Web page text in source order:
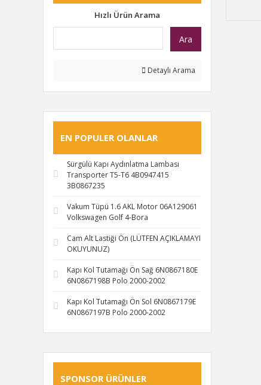
Hızlı Ürün Arama
Ara
Detaylı Arama
EN POPULER OLANLAR
Sürgülü Kapı Aydınlatma Lambası
Transporter T5-T6 4B0947415
3B0867235
Vakum Tüpü 1.6 AKL Motor 06A129061
Volkswagen Golf 4-Bora
Cam Alt Lastiği Ön (LÜTFEN AÇIKLAMAYI
OKUYUNUZ)
Kapı Kol Tutamağı Ön Sağ 6N0867180E
6N0867198B Polo 2000-2002
Kapı Kol Tutamağı Ön Sol 6N0867179E
6N0867197B Polo 2000-2002
SPONSOR ÜRÜNLER